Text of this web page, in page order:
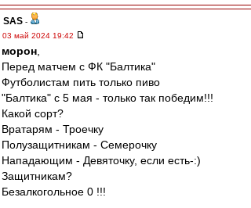
SAS -
03 май 2024 19:42
морон
Перед матчем с ФК "Балтика"
Футболистам пить только пиво
"Балтика" с 5 мая - только так победим!!!
Какой сорт?
Вратарям - Троечку
Полузащитникам - Семерочку
Нападающим - Девяточку, если есть-:)
Защитникам?
Безалкогольное 0 !!!